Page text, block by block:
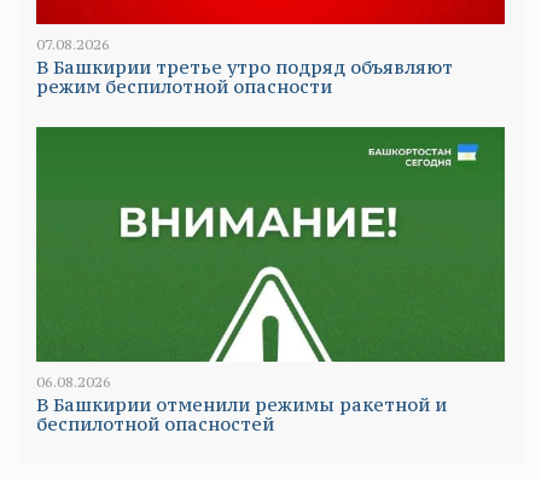
07.08.2026
В Башкирии третье утро подряд объявляют
режим беспилотной опасности
06.08.2026
В Башкирии отменили режимы ракетной и
беспилотной опасностей